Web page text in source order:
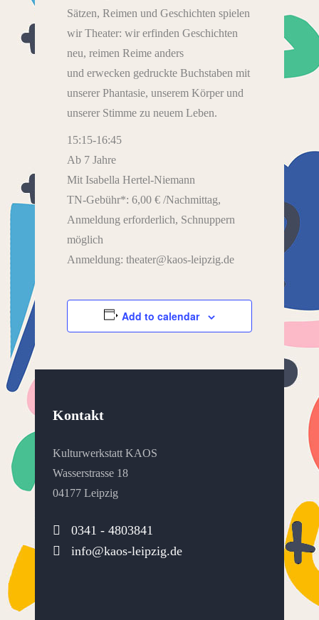
Sätzen, Reimen und Geschichten spielen
wir Theater: wir erfinden Geschichten
neu, reimen Reime anders
und erwecken gedruckte Buchstaben mit
unserer Phantasie, unserem Körper und
unserer Stimme zu neuem Leben.
15:15-16:45
Ab 7 Jahre
Mit Isabella Hertel-Niemann
TN-Gebühr*: 6,00 € /Nachmittag,
Anmeldung erforderlich, Schnuppern
möglich
Anmeldung: theater@kaos-leipzig.de
Add to calendar
Kontakt
Kulturwerkstatt KAOS
Wasserstrasse 18
04177 Leipzig
0341 - 4803841
info@kaos-leipzig.de